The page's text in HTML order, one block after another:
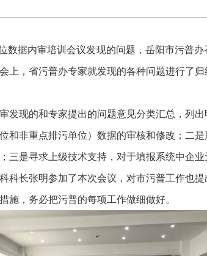
据内审培训会议发现的问题，岳阳市污普
上，省污普办专家就发现的各种问题进行了
发现的和专家提出的问题意见分类汇总，列
和非重点排污单位）数据的审核和修改；二
是寻求上级技术支持，对于填报系统中企
长张明参加了本次会议，对市污普工作也
，务必把污普的每项工作做细做好。